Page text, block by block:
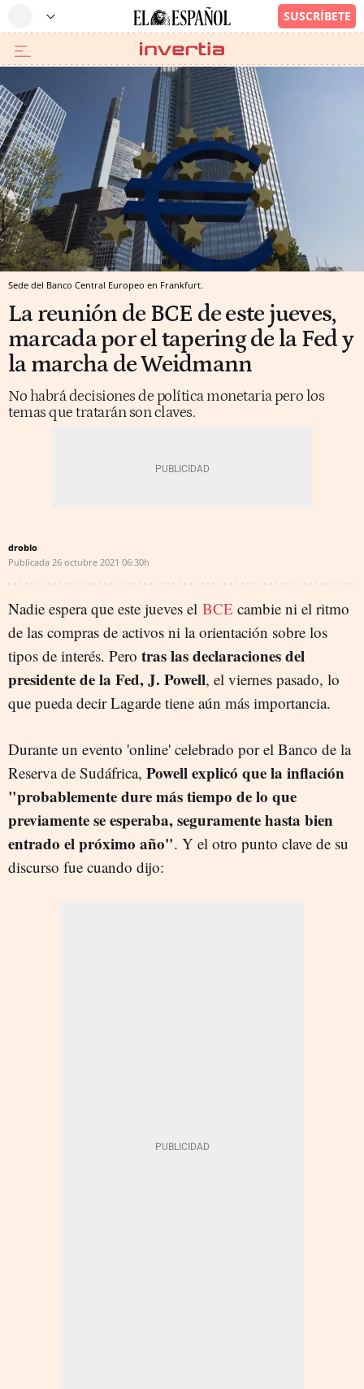
Sede del Banco Central Europeo en Frankfurt.
La reunión de BCE de este jueves,
marcada por el tapering de la Fed y
la marcha de Weidmann
No habrá decisiones de política monetaria pero los
temas que tratarán son claves.
droblo
Publicada 26 octubre 2021 06:30h
Nadie espera que este jueves el BCE cambie ni el ritmo
de las compras de activos ni la orientación sobre los
tipos de interés. Pero tras las declaraciones del
presidente de la Fed, J. Powell, el viernes pasado, lo
que pueda decir Lagarde tiene aún más importancia.
Durante un evento 'online' celebrado por el Banco de la
Reserva de Sudáfrica, Powell explicó que la inflación
"probablemente dure más tiempo de lo que
previamente se esperaba, seguramente hasta bien
entrado el próximo año". Y el otro punto clave de su
discurso fue cuando dijo: